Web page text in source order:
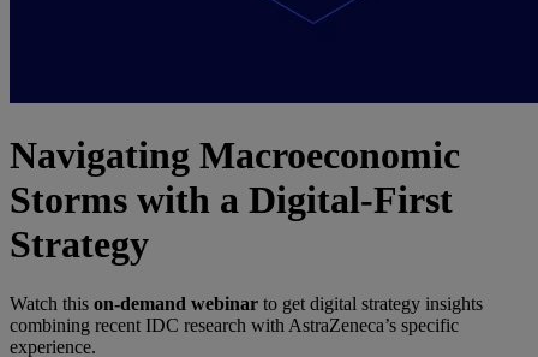
Navigating Macroeconomic
Storms with a Digital-First
Strategy
Watch this on-demand webinar to get digital strategy insights
combining recent IDC research with AstraZeneca’s specific
experience.